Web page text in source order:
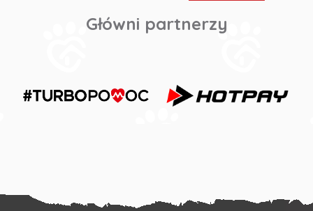
Główni partnerzy